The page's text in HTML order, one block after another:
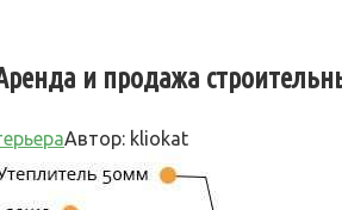
и продажа
Автор: kliokat